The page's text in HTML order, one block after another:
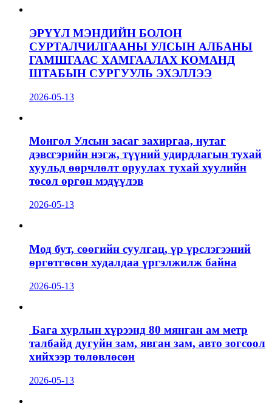
ЭРҮҮЛ МЭНДИЙН БОЛОН
СУРТАЛЧИЛГААНЫ УЛСЫН АЛБАНЫ
ГАМШГААС ХАМГААЛАХ КОМАНД
ШТАБЫН СУРГУУЛЬ ЭХЭЛЛЭЭ
2026-05-13
Монгол Улсын засаг захиргаа, нутаг
дэвсгэрийн нэгж, түүний удирдлагын тухай
хуульд өөрчлөлт оруулах тухай хуулийн
төсөл өргөн мэдүүлэв
2026-05-13
Мод бут, сөөгийн суулгац, үр үрслэгээний
өргөтгөсөн худалдаа үргэлжилж байна
2026-05-13
Бага хурлын хүрээнд 80 мянган ам метр
талбайд дугуйн зам, явган зам, авто зогсоол
хийхээр төлөвлөсөн
2026-05-13